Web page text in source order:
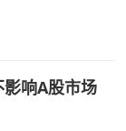
响A股市场